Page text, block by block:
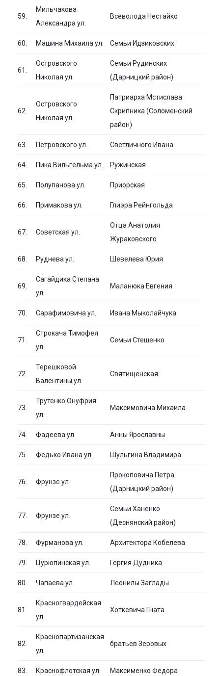
59.
Мильчакова
Александра ул.
Всеволода Нестайко
60. Машина Михаила ул. Семьи Идзиковских
61.
Островского
Николая ул.
Семьи Рудинских
(Дарницкий район)
62.
Островского
Николая ул.
Патриарха Мстислава
Скрипника (Соломенский
район)
63. Петровского ул. Светличного Ивана
64. Пика Вильгельма ул. Ружинская
65. Полупанова ул. Приорская
66. Примакова ул. Глиэра Рейнгольда
67. Советская ул.
Отца Анатолия
Жураковского
68. Руднева ул. Шевелева Юрия
69.
Сагайдика Степана
ул.
Маланюка Евгения
70. Сарафимовича ул. Ивана Мыколайчука
71.
Строкача Тимофея
ул.
Семьи Стешенко
72.
Терешковой
Валентины ул.
Святищенская
73.
Трутенко Онуфрия
ул.
Максимовича Михаила
74. Фадеева ул. Анны Ярославны
75. Федько Ивана ул. Шульгина Владимира
76. Фрунзе ул.
Прокоповича Петра
(Дарницкий район)
77. Фрунзе ул.
Семьи Ханенко
(Деснянский район)
78. Фурманова ул. Архитектора Кобелева
79. Цурюпинская ул. Гергия Дудника
80. Чапаева ул. Леонилы Заглады
81.
Красногвардейская
ул.
Хоткевича Гната
82.
Краснопартизанская
ул.
братьев Зеровых
83. Краснофлотская ул. Максименко Федора